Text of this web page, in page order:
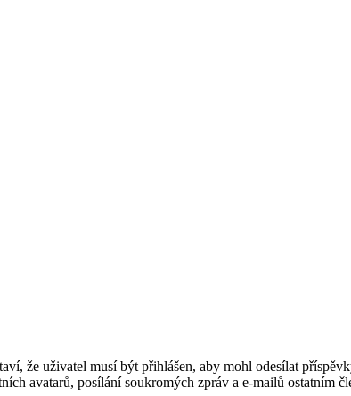
že uživatel musí být přihlášen, aby mohl odesílat
avatarů, posílání soukromých zpráv a e-mailů ostatním